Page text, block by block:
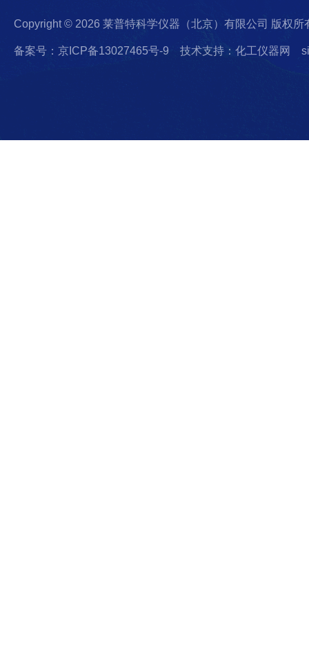
Copyright © 2026 莱普特科学仪器（北京）有限公司 版权所
备案号：京ICP备13027465号-9 技术支持：化工仪器网